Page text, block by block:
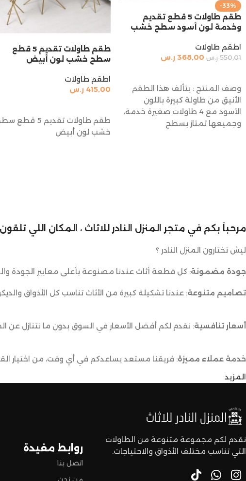
-33%
طقم طاولات 5 قطع تقديم
وخدمة لون أسود سطح خشب
اطقم طاولات
550,01 ر.س 368,00 ر.س
وصف المنتج : يتألف هذا الطقم
الأنيق من طاولة كبيرة باللون
الأسود مع 4 طاولات صغيرة خدمة،
وجميعها تمتاز بسطح
طقم طاولات تقديم 5 قطع
سطح خشب لون أبيض
اطقم طاولات
415,00 ر.س
طقم طاولات تقديم 5 قطع
خشب لون أبيض
مرحباً بكم في متجر المنزل النادر للاثاث ، المكان اللي
ليش تختارون المنزل النادر ؟
جودة مضمونة: كل قطعة أثاث عندنا مصنوعة بأعلى معايير الجودة
تصاميم متنوعة: عندنا تشكيلة كبيرة من الأثاث تناسب كل الأذواق
أسعار تنافسية: نقدم لكم أفضل الأسعار في السوق بدون ما نتنازل عن
خدمة عملاء مميزة: فريقنا مستعد يساعدكم في أي وقت، من اختيار
اختاروا الراحة والأناقة من المنزل النادر للاثاث الآن وعيشوا تجربة تسوق
المزيد
روابط مفيدة
اتصل بنا
نقدم لكم مجموعة متنوعة من الطاولات
التي تناسب مختلف الأذواق والاحتياجات.